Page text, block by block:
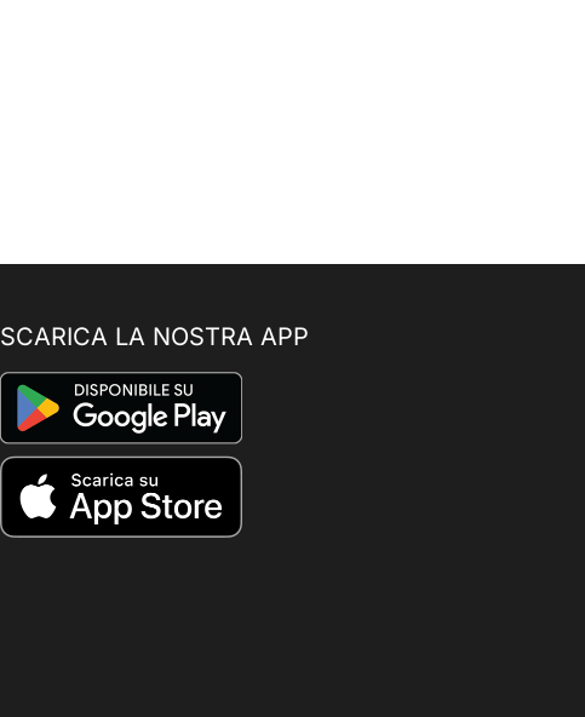
SCARICA LA NOSTRA APP